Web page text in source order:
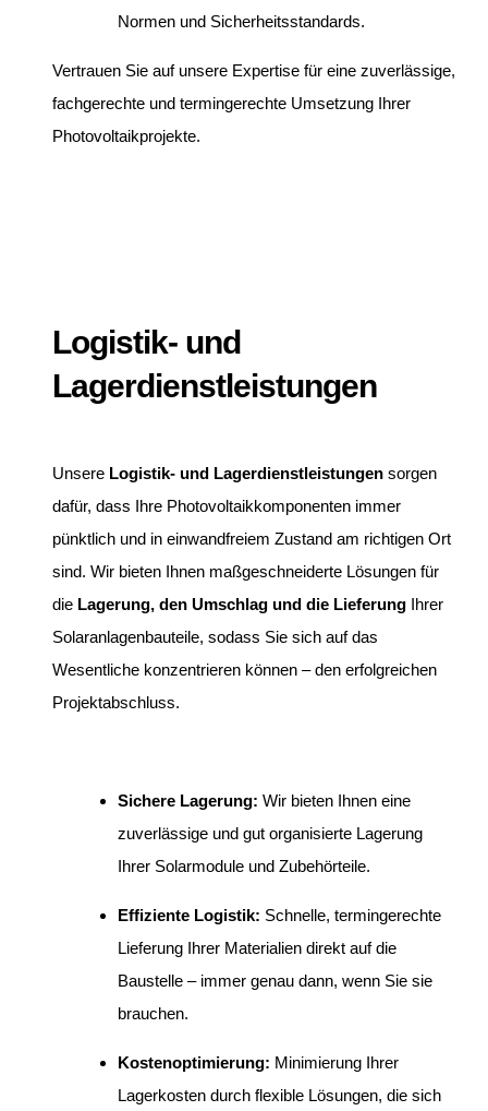
Normen und Sicherheitsstandards.
Vertrauen Sie auf unsere Expertise für eine zuverlässige,
fachgerechte und termingerechte Umsetzung Ihrer
Photovoltaikprojekte.
Logistik- und
Lagerdienstleistungen
Unsere Logistik- und Lagerdienstleistungen sorgen
dafür, dass Ihre Photovoltaikkomponenten immer
pünktlich und in einwandfreiem Zustand am richtigen Ort
sind. Wir bieten Ihnen maßgeschneiderte Lösungen für
die Lagerung, den Umschlag und die Lieferung Ihrer
Solaranlagenbauteile, sodass Sie sich auf das
Wesentliche konzentrieren können – den erfolgreichen
Projektabschluss.
Sichere Lagerung: Wir bieten Ihnen eine
zuverlässige und gut organisierte Lagerung
Ihrer Solarmodule und Zubehörteile.
Effiziente Logistik: Schnelle, termingerechte
Lieferung Ihrer Materialien direkt auf die
Baustelle – immer genau dann, wenn Sie sie
brauchen.
Kostenoptimierung: Minimierung Ihrer
Lagerkosten durch flexible Lösungen, die sich